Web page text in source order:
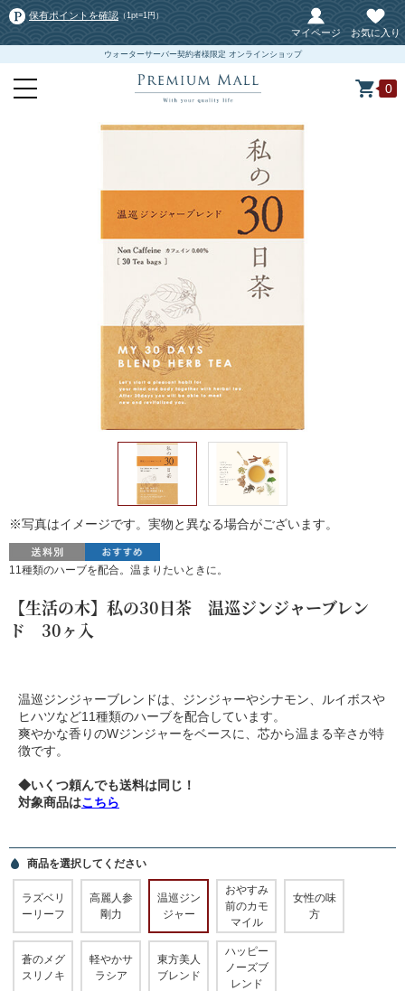
保有ポイントを確認 （1pt=1円）
マイページ お気に入り
ウォーターサーバー契約者様限定 オンラインショップ
0
※写真はイメージです。実物と異なる場合がございます。
11種類のハーブを配合。温まりたいときに。
【生活の木】私の30日茶 温巡ジンジャーブレン
ド 30ヶ入
温巡ジンジャーブレンドは、ジンジャーやシナモン、ルイボスや
ヒハツなど11種類のハーブを配合しています。
爽やかな香りのWジンジャーをベースに、芯から温まる辛さが特
徴です。
◆いくつ頼んでも送料は同じ！
対象商品はこちら
商品を選択してください
ラズベリ
ーリーフ
高麗人参
剛力
温巡ジン
ジャー
おやすみ
前のカモ
マイル
女性の味
方
蒼のメグ
スリノキ
軽やかサ
ラシア
東方美人
ブレンド
ハッピー
ノーズブ
レンド